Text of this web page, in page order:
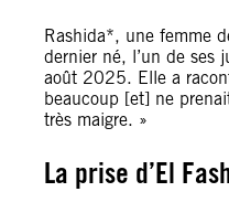
Rashida*, une femme
dernier né, l’un de ses
août 2025. Elle a
beaucoup [et] ne
très maigre. »
La prise d’El